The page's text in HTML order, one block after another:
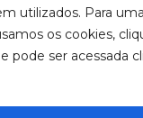
utilizados. Para
os cookies,
pode ser acessada